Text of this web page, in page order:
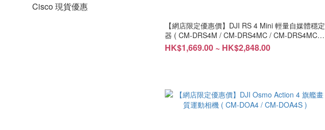
Cisco 現貨優惠
【網店限定優惠價】DJI RS 4 Mini 輕量自媒體穩定
器 ( CM-DRS4M / CM-DRS4MC / CM-DRS4MCC
)HK$1,669.00 ~ HK$2,848.00